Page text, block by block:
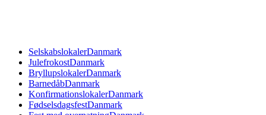
SelskabslokalerDanmark
JulefrokostDanmark
BryllupslokalerDanmark
BarnedåbDanmark
KonfirmationslokalerDanmark
FødselsdagsfestDanmark